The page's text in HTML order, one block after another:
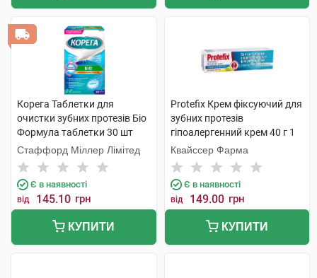
Корега Таблетки для
очистки зубних протезів Біо
Формула таблетки 30 шт
Стаффорд Міллер Лімітед
Є в наявності
від 145.10 грн
КУПИТИ
Protefix Крем фіксуючий для
зубних протезів
гіпоалергенний крем 40 г 1
туба
Квайссер Фарма
Є в наявності
від 149.00 грн
КУПИТИ